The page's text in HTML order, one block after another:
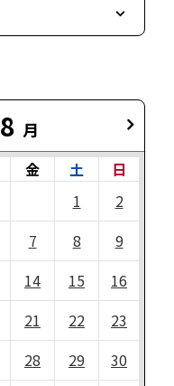
8 月
金 土
日
1
2
7 8
9
14 15
16
21 22
23
28 29
30